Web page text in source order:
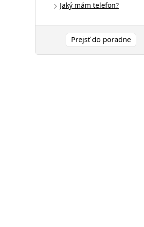
Jaký mám telefon?
Prejsť do poradne